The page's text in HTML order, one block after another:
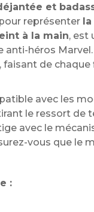
et
représenter
à la main, est
anti-héros
de
avec les
le ressort de
avec le
vous que le
: